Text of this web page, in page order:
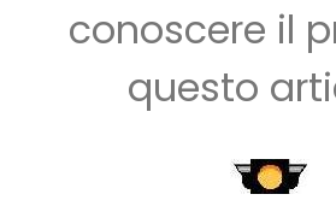
conoscere il
questo